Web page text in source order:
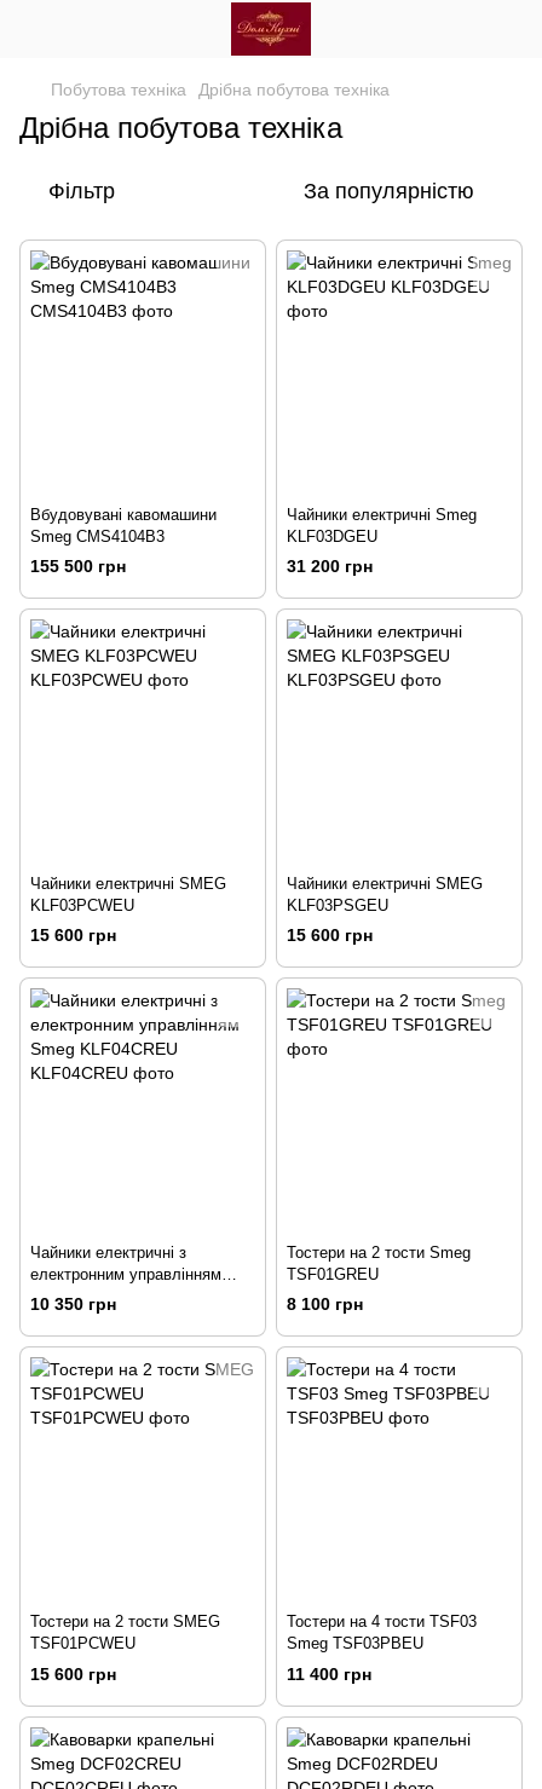
Побутова техніка Дрібна побутова техніка
Дрібна побутова техніка
Фільтр За популярністю
Вбудовувані кавомашини
Smeg CMS4104B3
155 500 грн
Чайники електричні Smeg
KLF03DGEU
31 200 грн
Чайники електричні SMEG
KLF03PCWEU
15 600 грн
Чайники електричні SMEG
KLF03PSGEU
15 600 грн
Чайники електричні з
електронним управлінням
Smeg KLF04CREU
10 350 грн
Тостери на 2 тости Smeg
TSF01GREU
8 100 грн
Тостери на 2 тости SMEG
TSF01PCWEU
15 600 грн
Тостери на 4 тости TSF03
Smeg TSF03PBEU
11 400 грн